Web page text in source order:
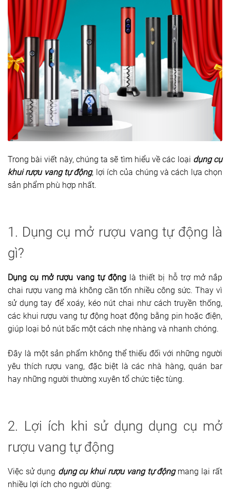
Trong bài viết này, chúng ta sẽ tìm hiểu về các loại dụng cụ
khui rượu vang tự động, lợi ích của chúng và cách lựa chọn
sản phẩm phù hợp nhất.
1. Dụng cụ mở rượu vang tự động là
gì?
Dụng cụ mở rượu vang tự độnglà thiết bị hỗ trợ mở nắp
chai rượu vang mà không cần tốn nhiều công sức. Thay vì
sử dụng tay để xoáy, kéo nút chai như cách truyền thống,
các khui rượu vang tự động hoạt động bằng pin hoặc điện,
giúp loại bỏ nút bấc một cách nhẹ nhàng và nhanh chóng.
Đây là một sản phẩm không thể thiếu đối với những người
yêu thích rượu vang, đặc biệt là các nhà hàng, quán bar
hay những người thường xuyên tổ chức tiệc tùng.
2. Lợi ích khi sử dụng dụng cụ mở
rượu vang tự động
Việc sử dụng dụng cụ khui rượu vang tự độngmang lại rất
nhiều lợi ích cho người dùng: